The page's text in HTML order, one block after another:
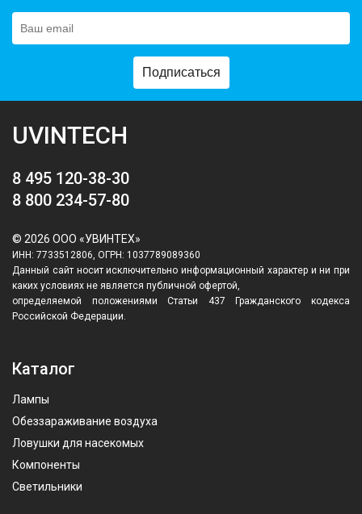
Подписаться
UVINTECH
8 495 120-38-30
8 800 234-57-80
© 2026 ООО «УВИНТЕХ»
ИНН: 7733512806, ОГРН: 1037789089360
Данный сайт носит исключительно информационный характер и ни при
каких условиях не является публичной офертой,
определяемой положениями Статьи 437 Гражданского кодекса
Российской Федерации.
Каталог
Лампы
Обеззараживание воздуха
Ловушки для насекомых
Компоненты
Светильники